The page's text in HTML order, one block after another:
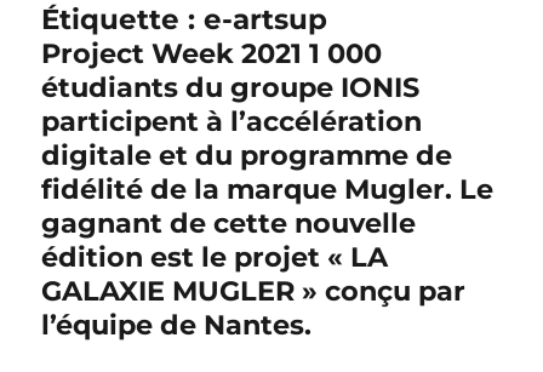
Étiquette :e-artsup
Project Week 2021 1 000
étudiants du groupe IONIS
participent à l’accélération
digitale et du programme de
fidélité de la marque Mugler. Le
gagnant de cette nouvelle
édition est le projet « LA
GALAXIE MUGLER » conçu par
l’équipe de Nantes.